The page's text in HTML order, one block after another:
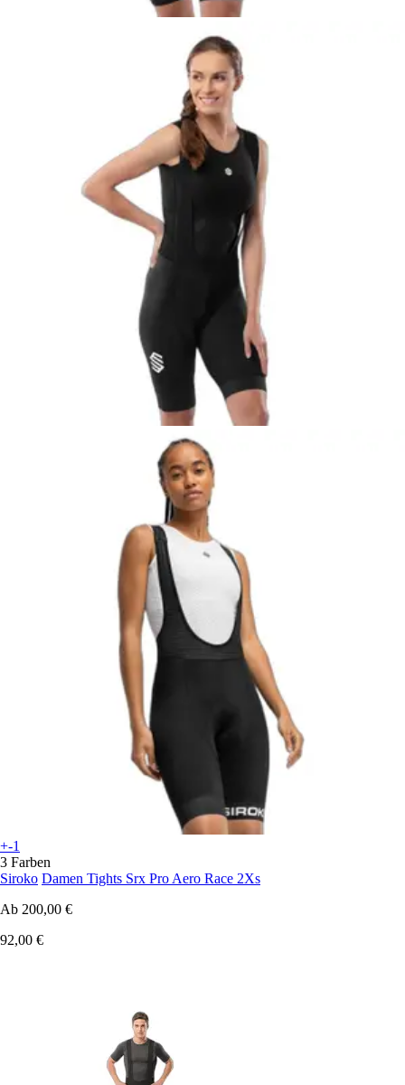
+-1
3 Farben
Siroko Damen Tights Srx Pro Aero Race 2Xs
Ab 200,00 €
92,00 €